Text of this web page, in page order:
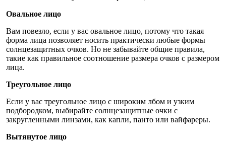
Овальное лицо
Вам повезло, если у вас овальное лицо, потому что такая
форма лица позволяет носить практически любые формы
солнцезащитных очков. Но не забывайте общие правила,
такие как правильное соотношение размера очков с размером
лица.
Треугольное лицо
Если у вас треугольное лицо с широким лбом и узким
подбородком, выбирайте солнцезащитные очки с
закругленными линзами, как капли, панто или вайфареры.
Вытянутое лицо